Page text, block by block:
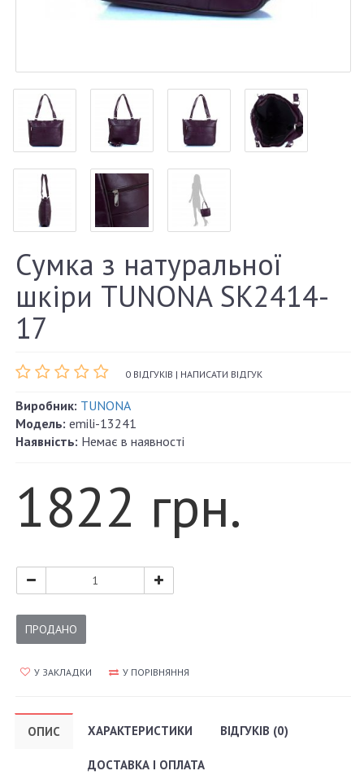
Сумка з натуральної
шкіри TUNONA SK2414-
17
0 ВІДГУКІВ | НАПИСАТИ ВІДГУК
Виробник: TUNONA
Модель: emili-13241
Наявність: Немає в наявності
1822 грн.
ПРОДАНО
У ЗАКЛАДКИ У ПОРІВНЯННЯ
ОПИС ХАРАКТЕРИСТИКИ ВІДГУКІВ (0)
ДОСТАВКА І ОПЛАТА